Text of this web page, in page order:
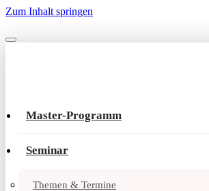
Zum Inhalt springen
Navigationsmenü
Master-Programm
Seminar
Themen & Termine